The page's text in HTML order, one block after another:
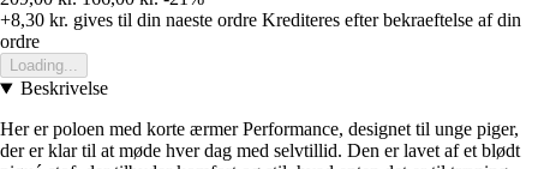
+8,30 kr. gives til din naeste ordre Krediteres efter bekraeftelse af din
ordre
Loading...
Beskrivelse
Her er poloen med korte ærmer Performance, designet til unge piger,
der er klar til at møde hver dag med selvtillid. Den er lavet af et blødt